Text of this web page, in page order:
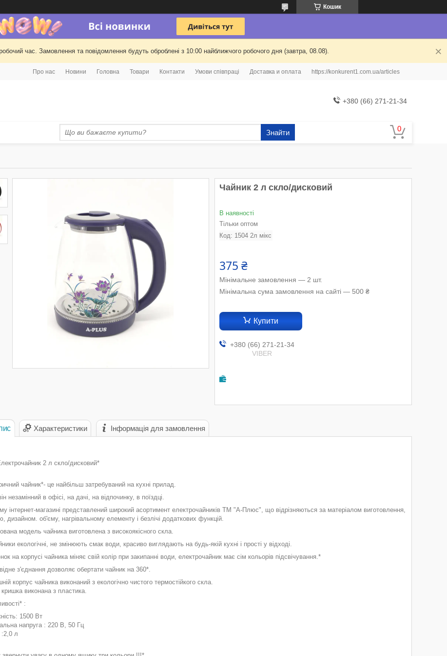
Кошик
час. Замовлення та повідомлення будуть оброблені з 10:00 найближчого робочого дня (завтра, 08.08).
Про нас Новини Головна Товари Контакти Умови співпраці Доставка и оплата https://konkurent1.com.ua/articles
+380 (66) 271-21-34
Знайти
Чайник 2 л скло/дисковий
В наявності
Тільки оптом
Код: 1504 2л мікс
375 ₴
Мінімальне замовлення — 2 шт.
Мінімальна сума замовлення на сайті — 500 ₴
Купити
+380 (66) 271-21-34
VIBER
Характеристики Інформація для замовлення
2 л скло/дисковий*
чайник*- це найбільш затребуваний на кухні прилад.
незамінний в офісі, на дачі, на відпочинку, в поїздці.
інтернет-магазині представлений широкий асортимент електрочайників ТМ "А-Плюс", що відрізняються за матеріалом виготовлення,
дизайном. об'єму, нагрівальному елементу і безлічі додаткових функцій.
модель чайника виготовлена з високоякісного скла.
екологічні, не змінюють смак води, красиво виглядають на будь-якій кухні і прості у відході.
на корпусі чайника міняє свій колір при закипанні води, електрочайник має сім кольорів підсвічування.*
з'єднання дозволяє обертати чайник на 360*.
корпус чайника виконаний з екологічно чистого термостійкого скла.
кришка виконана з пластика.
:
1500 Вт
напруга : 220 В, 50 Гц
л